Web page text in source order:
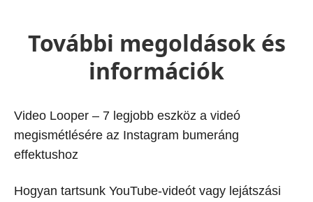
További megoldások és
információk
Video Looper – 7 legjobb eszköz a videó
megismétlésére az Instagram bumeráng
effektushoz
Hogyan tartsunk YouTube-videót vagy lejátszási